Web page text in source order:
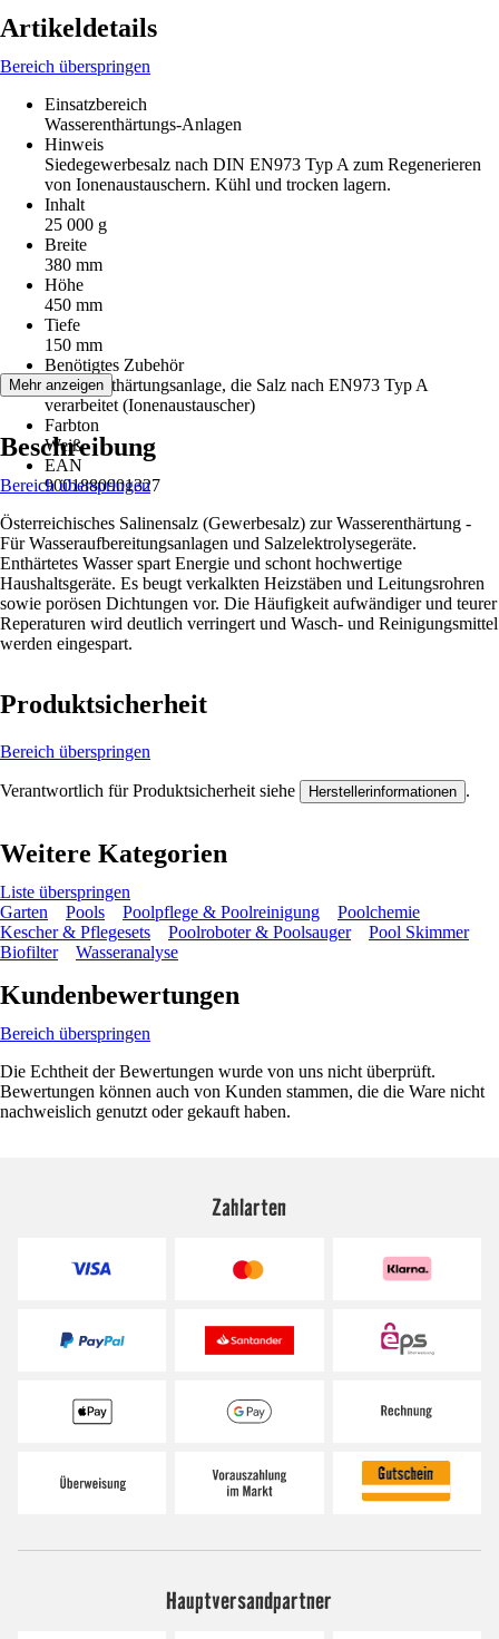
Artikeldetails
Bereich überspringen
Einsatzbereich
Wasserenthärtungs-Anlagen
Hinweis
Siedegewerbesalz nach DIN EN973 Typ A zum Regenerieren
von Ionenaustauschern. Kühl und trocken lagern.
Inhalt
25 000 g
Breite
380 mm
Höhe
450 mm
Tiefe
150 mm
Benötigtes Zubehör
Wasserenthärtungsanlage, die Salz nach EN973 Typ A
verarbeitet (Ionenaustauscher)
Farbton
Weiß
EAN
9001880901327
Mehr anzeigen
Beschreibung
Bereich überspringen
Österreichisches Salinensalz (Gewerbesalz) zur Wasserenthärtung -
Für Wasseraufbereitungsanlagen und Salzelektrolysegeräte.
Enthärtetes Wasser spart Energie und schont hochwertige
Haushaltsgeräte. Es beugt verkalkten Heizstäben und Leitungsrohren
sowie porösen Dichtungen vor. Die Häufigkeit aufwändiger und teurer
Reperaturen wird deutlich verringert und Wasch- und Reinigungsmittel
werden eingespart.
Produktsicherheit
Bereich überspringen
Verantwortlich für Produktsicherheit siehe Herstellerinformationen .
Weitere Kategorien
Liste überspringen
Garten
Pools Poolpflege & Poolreinigung
Poolchemie
Kescher & Pflegesets
Poolroboter & Poolsauger
Pool Skimmer
Biofilter
Wasseranalyse
Kundenbewertungen
Bereich überspringen
Die Echtheit der Bewertungen wurde von uns nicht überprüft.
Bewertungen können auch von Kunden stammen, die die Ware nicht
nachweislich genutzt oder gekauft haben.
Zahlarten
Hauptversandpartner